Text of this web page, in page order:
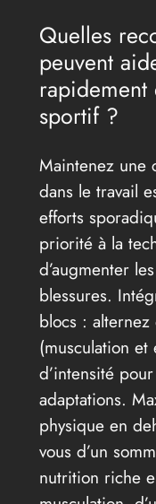
Quelles
peuvent
rapidement
sportif ?
Maintenez une
dans le travail
efforts
priorité à la
d’augmenter
blessures.
blocs :
(musculation
d’intensité
adaptations.
physique en
vous d’un
nutrition riche